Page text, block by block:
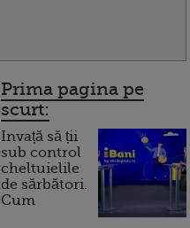
Prima pagina pe
scurt:
Invață să ții
sub control
cheltuielile
de sărbători.
Cum